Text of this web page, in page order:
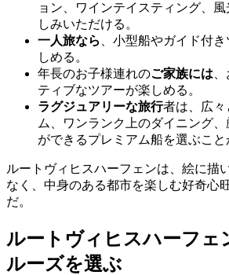
ョン、ワインテイスティング、
しみいただける。
一人旅なら
、小型船やガイド付
しめる。
年長のお子様連れのご家族には
ティブなツアーが楽しめる。
ラグジュアリーな旅行者は、広
ム、ワンランク上のダイニング
ができるプレミアム船を選ぶこと
ルートヴィヒスハーフェンは、絵に描
なく、中身のある都市を楽しむ好奇心
だ。
ルートヴィヒスハーフェ
ルーズを選ぶ